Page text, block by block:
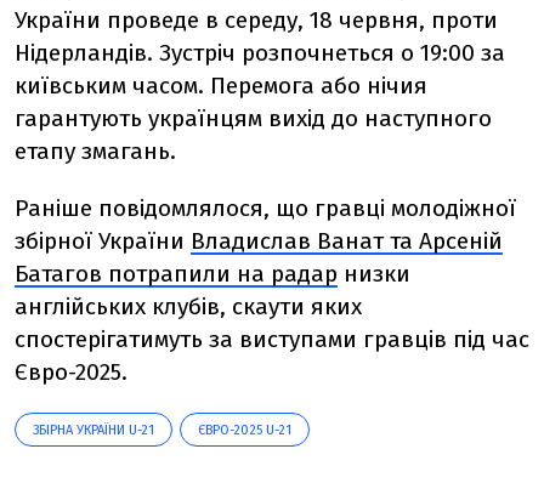
України проведе в середу, 18 червня, проти
Нідерландів. Зустріч розпочнеться о 19:00 за
київським часом. Перемога або нічия
гарантують українцям вихід до наступного
етапу змагань.
Раніше повідомлялося, що гравці молодіжної
збірної України Владислав Ванат та Арсеній
Батагов потрапили на радар низки
англійських клубів, скаути яких
спостерігатимуть за виступами гравців під час
Євро-2025.
ЗБІРНА УКРАЇНИ U-21 ЄВРО-2025 U-21